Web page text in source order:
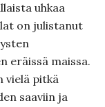
uhkaa
on julistanut
eräissä maissa.
vielä pitkä
saaviin ja